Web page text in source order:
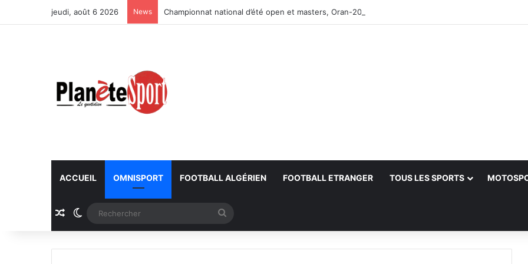
jeudi, août 6 2026 News Championnat national d’été open et masters, Oran-2026 — Le CRB s’adjuge le titre
ACCUEIL OMNISPORT FOOTBALL ALGÉRIEN FOOTBALL ETRANGER TOUS LES SPORTS
Article Aléatoire
Switch skin